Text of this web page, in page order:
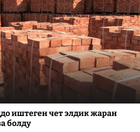
иштеген чет элдик жаран
болду